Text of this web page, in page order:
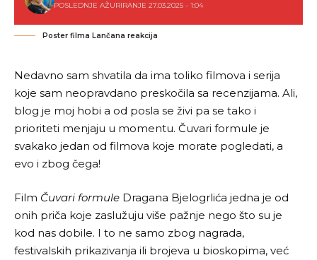
POSLEDNJE AŽURIRANJE 27.03.2025 - 1:04
Poster filma Lančana reakcija
Nedavno sam shvatila da ima toliko filmova i serija
koje sam neopravdano preskočila sa recenzijama. Ali,
blog je moj hobi a od posla se živi pa se tako i
prioriteti menjaju u momentu. Čuvari formule je
svakako jedan od filmova koje morate pogledati, a
evo i zbog čega!
Film Čuvari formule Dragana Bjelogrlića jedna je od
onih priča koje zaslužuju više pažnje nego što su je
kod nas dobile. I to ne samo zbog nagrada,
festivalskih prikazivanja ili brojeva u bioskopima, već